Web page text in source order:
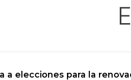
a elecciones para la